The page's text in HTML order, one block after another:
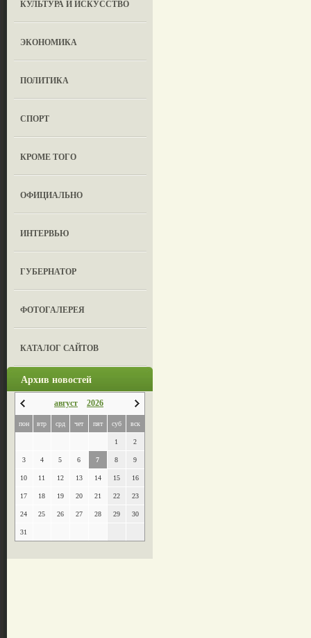
КУЛЬТУРА И ИСКУССТВО
ЭКОНОМИКА
ПОЛИТИКА
СПОРТ
КРОМЕ ТОГО
ОФИЦИАЛЬНО
ИНТЕРВЬЮ
ГУБЕРНАТОР
ФОТОГАЛЕРЕЯ
КАТАЛОГ САЙТОВ
Архив новостей
август 2026
пон втр срд чет пят суб вск
1 2
3 4 5 6 7 8 9
10 11 12 13 14 15 16
17 18 19 20 21 22 23
24 25 26 27 28 29 30
31